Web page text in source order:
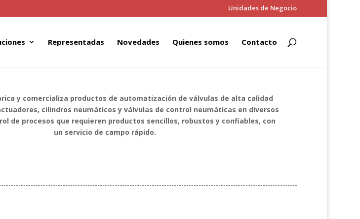
Unidades de Negocio
Representadas Novedades Quienes somos Contacto
y comercializa productos de automatización de válvulas de alta calidad
cilindros neumáticos y válvulas de control neumáticas en diversos
de procesos que requieren productos sencillos, robustos y confiables, con
un servicio de campo rápido.